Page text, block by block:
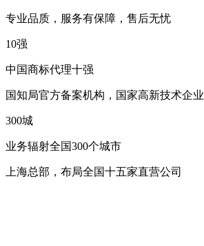
专业品质，服务有保障，售后无忧
10强
中国商标代理十强
国知局官方备案机构，国家高新技术企业
300城
业务辐射全国300个城市
上海总部，布局全国十五家直营公司